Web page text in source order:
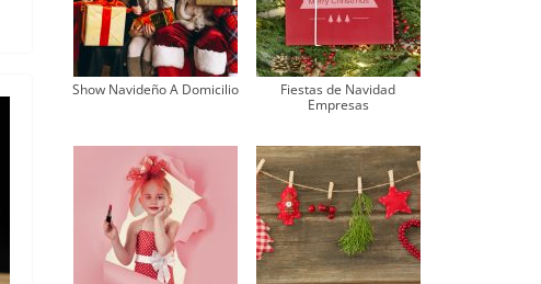
Show Navideño A Domicilio
Fiestas de Navidad
Empresas